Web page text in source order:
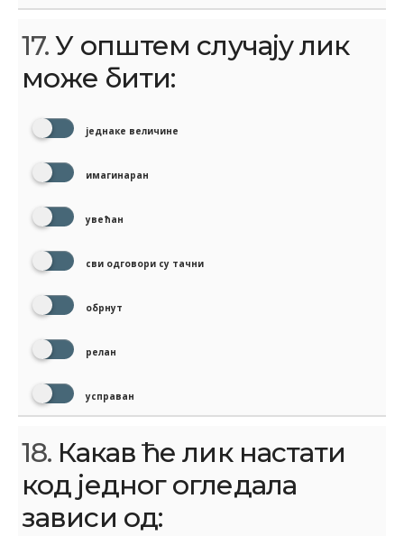
17.У општем случају лик
може бити:
једнаке величине
имагинаран
увећан
сви одговори су тачни
обрнут
релан
усправан
18. Какав ће лик настати
код једног огледала
зависи од: